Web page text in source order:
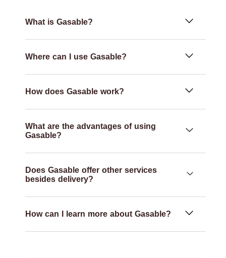
What is Gasable?
Where can I use Gasable?
How does Gasable work?
What are the advantages of using
Gasable?
Does Gasable offer other services
besides delivery?
How can I learn more about Gasable?